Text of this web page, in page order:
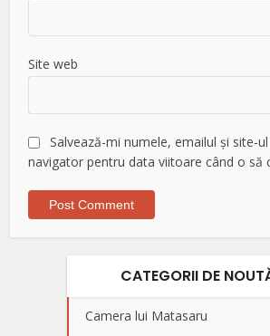
Site web
Salvează-mi numele, emailul și site-
navigator pentru data viitoare când o să
CATEGORII DE
Camera lui Matasaru